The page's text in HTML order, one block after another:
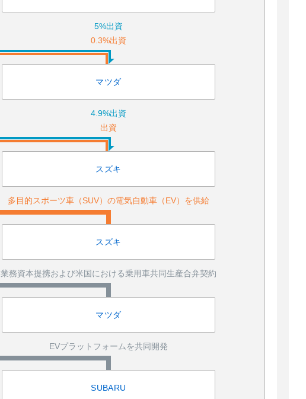
5%出資
0.3%出資
マツダ
4.9%出資
出資
スズキ
多目的スポーツ車（SUV）の電気自動車（EV）を供給
スズキ
業務資本提携および米国における乗用車共同生産合弁契約
マツダ
EVプラットフォームを共同開発
SUBARU